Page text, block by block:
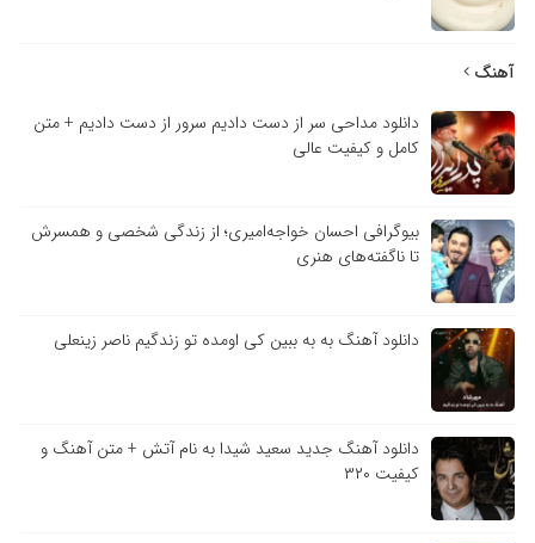
آهنگ
دانلود مداحی سر از دست دادیم سرور از دست دادیم + متن
کامل و کیفیت عالی
بیوگرافی احسان خواجه‌امیری؛ از زندگی شخصی و همسرش
تا ناگفته‌های هنری
دانلود آهنگ به به ببین کی اومده تو زندگیم ناصر زینعلی
دانلود آهنگ جدید سعید شیدا به نام آتش + متن آهنگ و
کیفیت ۳۲۰